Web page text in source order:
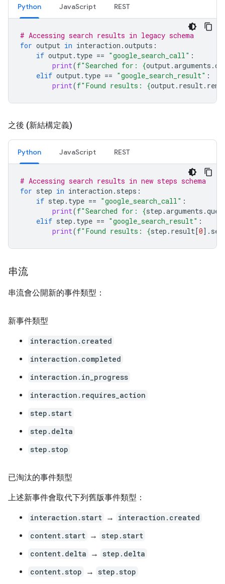
Python JavaScript REST
# Accessing search results in legacy schema
for output in interaction .outputs :
if output. type == "google_search_call" :
print(f"Searched for: {output.arguments .
elif output. type == "google_search_result" :
print(f"Found results: {output. result.
之後 (新結構定義)
Python JavaScript REST
# Accessing search results in new steps schema
for step in interaction . steps :
if step . type == "google_search_call" :
print(f"Searched for: {step .arguments .
elif step . type == "google_search_result" :
print(f"Found results: {step . result[0] .
串流
串流會公開新的事件類型：
新事件類型
interaction.created
interaction.completed
interaction.in_progress
interaction.requires_action
step.start
step.delta
step.stop
已淘汰的事件類型
上述新事件會取代下列舊版事件類型：
interaction.start →
interaction.created
content.start →
step.start
content.delta
→
step.delta
content.stop
→
step.stop